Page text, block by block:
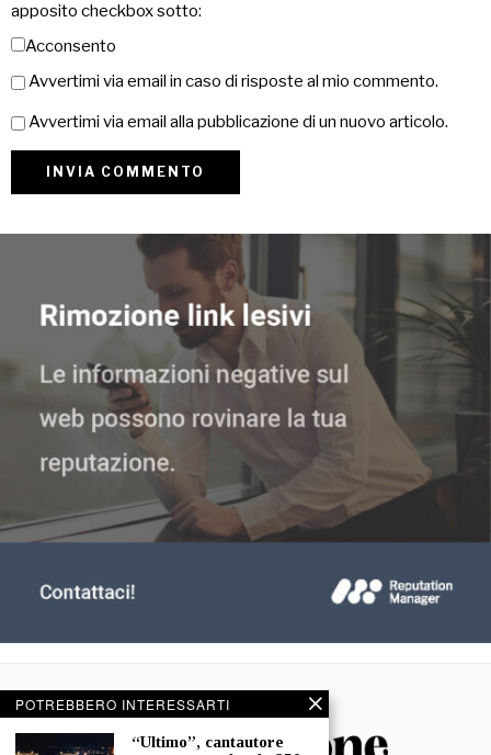
apposito checkbox sotto:
Acconsento
Avvertimi via email in caso di risposte al mio commento.
Avvertimi via email alla pubblicazione di un nuovo articolo.
POTREBBERO INTERESSARTI
“Ultimo”, cantautore